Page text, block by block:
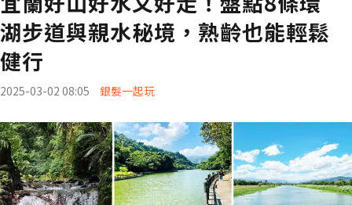
湖步道與親水秘境，熟齡也能輕鬆
健行
2025-03-02 08:05 銀髮一起玩